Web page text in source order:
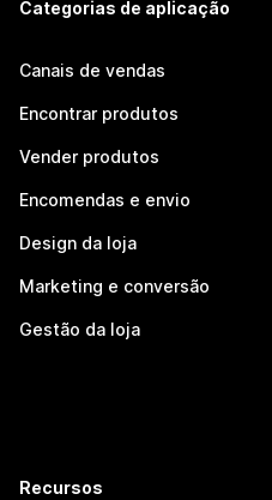
Categorias de aplicação
Canais de vendas
Encontrar produtos
Vender produtos
Encomendas e envio
Design da loja
Marketing e conversão
Gestão da loja
Recursos